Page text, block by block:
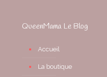
QueenMama Le Blog
Accueil
La boutique